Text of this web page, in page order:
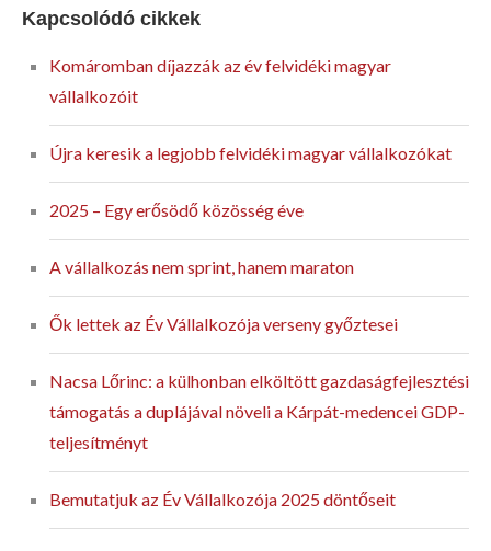
Kapcsolódó cikkek
Komáromban díjazzák az év felvidéki magyar
vállalkozóit
Újra keresik a legjobb felvidéki magyar vállalkozókat
2025 – Egy erősödő közösség éve
A vállalkozás nem sprint, hanem maraton
Ők lettek az Év Vállalkozója verseny győztesei
Nacsa Lőrinc: a külhonban elköltött gazdaságfejlesztési
támogatás a duplájával növeli a Kárpát-medencei GDP-
teljesítményt
Bemutatjuk az Év Vállalkozója 2025 döntőseit